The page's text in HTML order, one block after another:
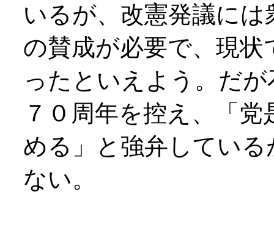
いるが、改憲発議に
の賛成が必要で、現
ったといえよう。だ
７０周年を控え、「
める」と強弁してい
ない。